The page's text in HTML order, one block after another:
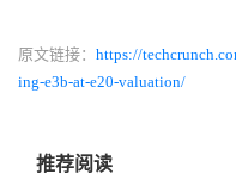
原文链接： https://
ing-e3b-at-e20-valuation/
推荐阅读